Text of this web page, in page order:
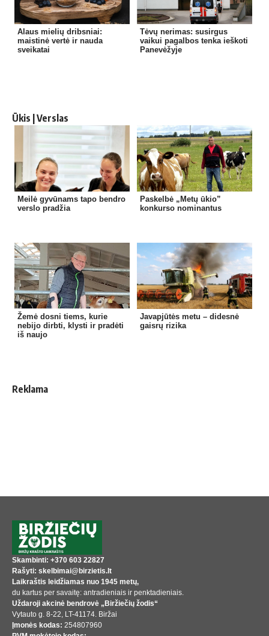
Alaus mielių dribsniai:
maistinė vertė ir nauda
sveikatai
Tėvų nerimas: susirgus
vaikui pagalbos tenka ieškoti
Panevėžyje
Ūkis | Verslas
Meilė gyvūnams tapo bendro
verslo pradžia
Paskelbė „Metų ūkio”
konkurso nominantus
Žemė dosni tiems, kurie
nebijo dirbti, klysti ir pradėti
iš naujo
Javapjūtės metu – didesnė
gaisrų rizika
Reklama
Skambinti: +370 603 22827
Rašyti: skelbimai@birzietis.lt
Laikraštis leidžiamas nuo 1945 metų,
du kartus per savaitę: antradieniais ir penktadieniais.
Uždaroji akcinė bendrovė „Biržiečių žodis“
Vytauto g. 8-22, LT-41174. Biržai
Įmonės kodas: 254807960